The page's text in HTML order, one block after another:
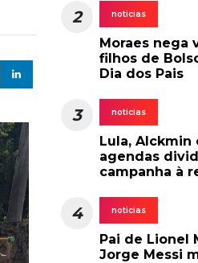
2 noticias
Moraes nega
filhos de
Dia dos Pais
3 noticias
Lula, Alckmin
agendas
campanha à
4 noticias
Pai de Lionel
Jorge Messi